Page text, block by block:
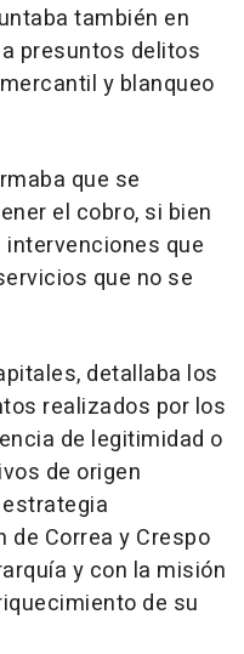
también en
presuntos delitos
y blanqueo
que se
el cobro, si bien
que
que no se
detallaba los
realizados por los
de legitimidad o
de origen
Correa y Crespo
y con la misión
de su